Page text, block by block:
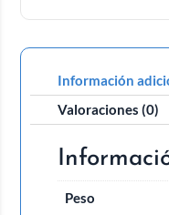
Información
Valoraciones (0)
Peso